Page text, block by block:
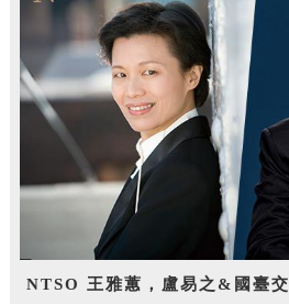
NTSO 王雅蕙，盧易之&國臺交